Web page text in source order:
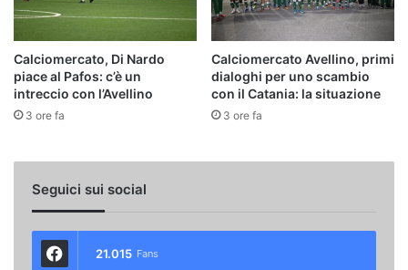
Calciomercato, Di Nardo
piace al Pafos: c’è un
intreccio con l’Avellino
3 ore fa
Calciomercato Avellino, primi
dialoghi per uno scambio
con il Catania: la situazione
3 ore fa
Seguici sui social
21.015 Fans